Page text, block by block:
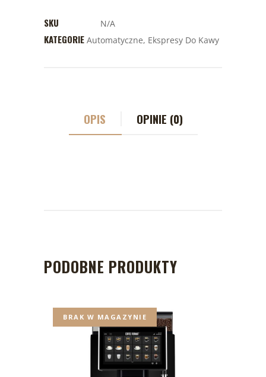
SKU N/A
KATEGORIE Automatyczne, Ekspresy Do Kawy
OPIS OPINIE (0)
PODOBNE PRODUKTY
BRAK W MAGAZYNIE